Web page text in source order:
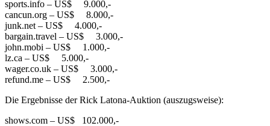
sports.info – US$ 9.000,-
cancun.org – US$ 8.000,-
junk.net – US$ 4.000,-
bargain.travel – US$ 3.000,-
john.mobi – US$ 1.000,-
lz.ca – US$ 5.000,-
wager.co.uk – US$ 3.000,-
refund.me – US$ 2.500,-
Die Ergebnisse der Rick Latona-Auktion (auszugsweise):
shows.com – US$ 102.000,-